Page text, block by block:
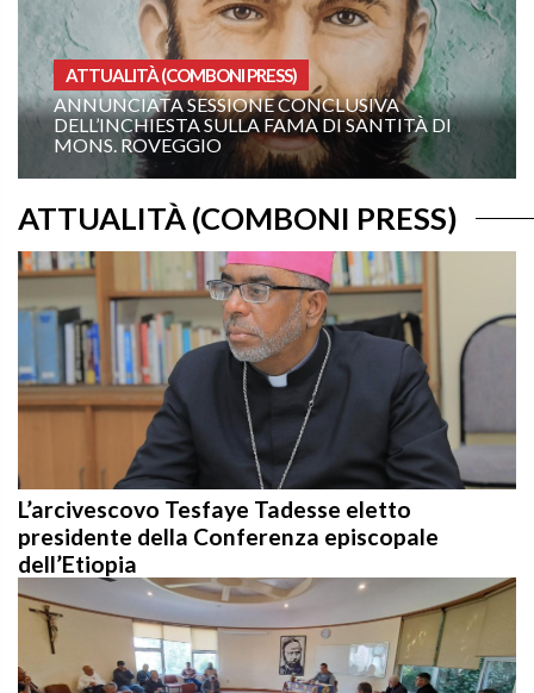
DI
OMELIE ANNO A
XIX DOMENICA DEL TEMPO
ANNO A: “COMANDAMI DI VENIRE
TE!”
ATTUALITÀ (COMBONI PRESS)
L’arcivescovo Tesfaye Tadesse eletto
presidente della Conferenza episcopale
dell’Etiopia